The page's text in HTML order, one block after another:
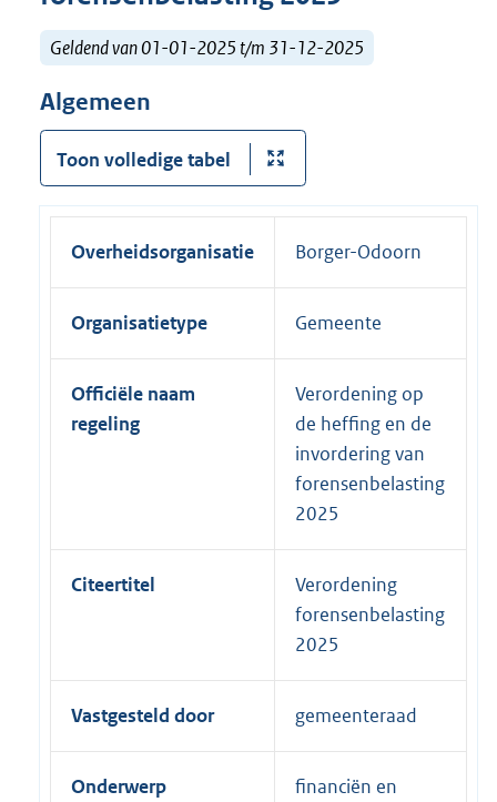
Geldend van 01-01-2025 t/m 31-12-2025
Algemeen
Toon volledige tabel
Overheidsorganisatie Borger-Odoorn
Organisatietype Gemeente
Officiële naam
regeling
Verordening op
de heffing en de
invordering van
forensenbelasting
2025
Citeertitel
Verordening
forensenbelasting
2025
Vastgesteld door gemeenteraad
Onderwerp
financiën en